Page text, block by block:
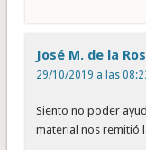
José M. de la
29/10/2019 a las
Siento no poder
material nos remitió